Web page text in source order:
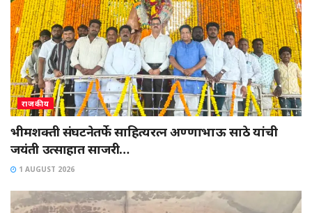
राजकीय
भीमशक्ती संघटनेतर्फे साहित्यरत्न अण्णाभाऊ साठे यांची
जयंती उत्साहात साजरी…
1 AUGUST 2026